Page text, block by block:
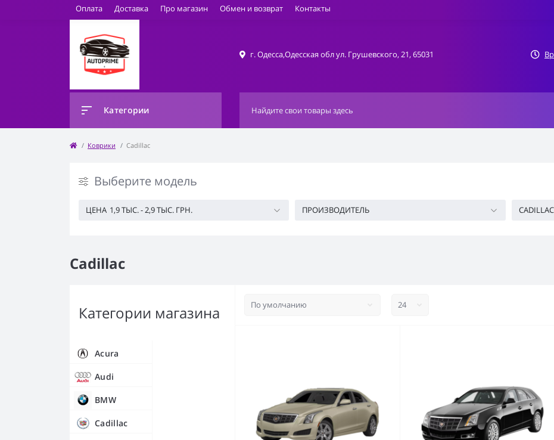
Оплата Доставка Про магазин Обмен и возврат Контакты
г. Одесса,Одесская обл ул. Грушевского, 21, 65031
Категории
Коврики Cadillac
Выберите модель
1,9 ТЫС.-2,9 ТЫС. ГРН.
ЦЕНА ПРОИЗВОДИТЕЛЬ CADILLAC
Cadillac
Категории магазина
Acura
Audi
BMW
Cadillac